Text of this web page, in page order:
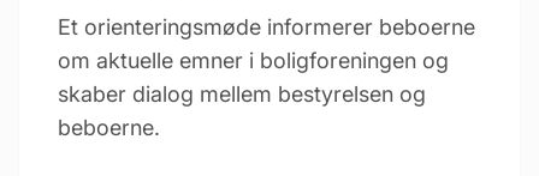
Et orienteringsmøde informerer beboerne
om aktuelle emner i boligforeningen og
skaber dialog mellem bestyrelsen og
beboerne.